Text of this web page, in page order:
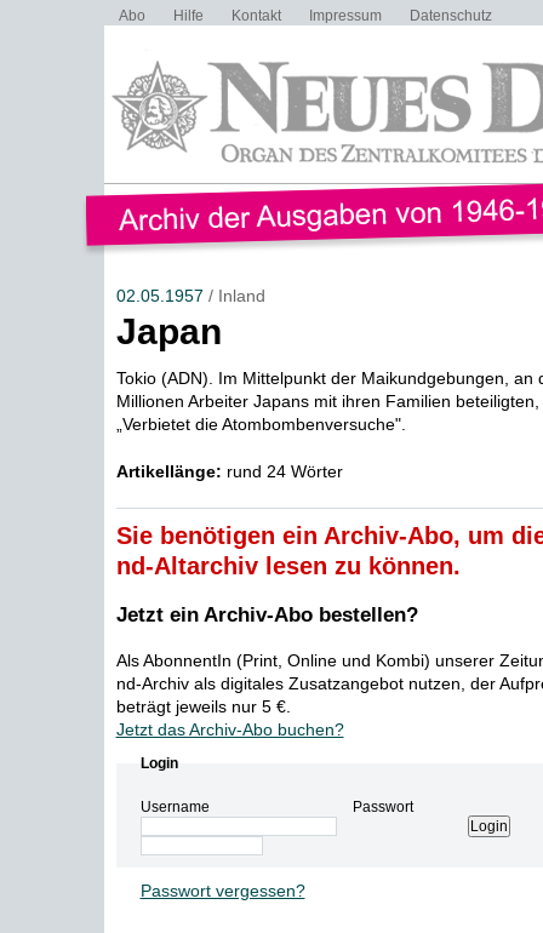
Abo Hilfe Kontakt Impressum Datenschutz
02.05.1957 / Inland
Japan
Tokio (ADN). Im Mittelpunkt der Maikundgebungen, an
Millionen Arbeiter Japans mit ihren Familien
„Verbietet die Atombombenversuche".
Artikellänge: rund 24 Wörter
Sie benötigen ein Archiv-Abo, um
nd-Altarchiv lesen zu können.
Jetzt ein Archiv-Abo bestellen?
Als AbonnentIn (Print, Online und Kombi) unserer
nd-Archiv als digitales Zusatzangebot nutzen, der
beträgt jeweils nur 5 €.
Jetzt das Archiv-Abo buchen?
Login
Username Passwort
Passwort vergessen?